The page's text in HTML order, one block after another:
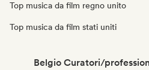
Top musica da film regno unito
Top musica da film stati uniti
Belgio Curatori/